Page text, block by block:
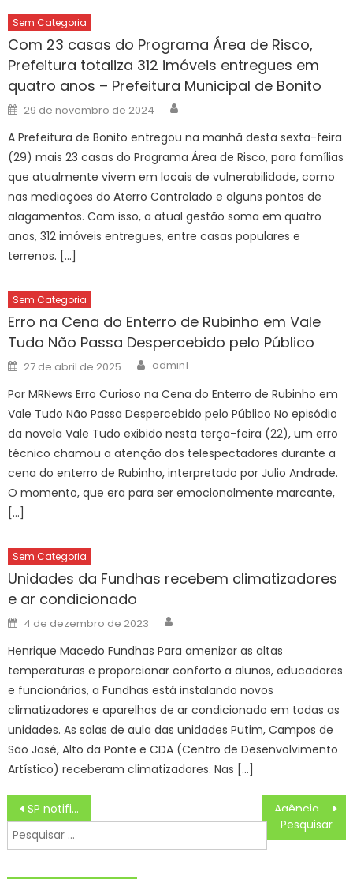
Sem Categoria
Com 23 casas do Programa Área de Risco,
Prefeitura totaliza 312 imóveis entregues em
quatro anos – Prefeitura Municipal de Bonito
Posted
on
29 de novembro de 2024
A Prefeitura de Bonito entregou na manhã desta sexta-feira
(29) mais 23 casas do Programa Área de Risco, para famílias
que atualmente vivem em locais de vulnerabilidade, como
nas mediações do Aterro Controlado e alguns pontos de
alagamentos. Com isso, a atual gestão soma em quatro
anos, 312 imóveis entregues, entre casas populares e
terrenos. […]
Sem Categoria
Erro na Cena do Enterro de Rubinho em Vale
Tudo Não Passa Despercebido pelo Público
Posted
on
27 de abril de 2025 Author
admin1
Por MRNews Erro Curioso na Cena do Enterro de Rubinho em
Vale Tudo Não Passa Despercebido pelo Público No episódio
da novela Vale Tudo exibido nesta terça-feira (22), um erro
técnico chamou a atenção dos telespectadores durante a
cena do enterro de Rubinho, interpretado por Julio Andrade.
O momento, que era para ser emocionalmente marcante,
[…]
Sem Categoria
Unidades da Fundhas recebem climatizadores
e ar condicionado
Posted
on
4 de dezembro de 2023
Henrique Macedo Fundhas Para amenizar as altas
temperaturas e proporcionar conforto a alunos, educadores
e funcionários, a Fundhas está instalando novos
climatizadores e aparelhos de ar condicionado em todas as
unidades. As salas de aula das unidades Putim, Campos de
São José, Alto da Ponte e CDA (Centro de Desenvolvimento
Artístico) receberam climatizadores. Nas […]
Navegação
de
Post
SP notifica mais de 1 mi de veículos com débitos de IPVA de 2021 a 2024
Pesquisar
por: